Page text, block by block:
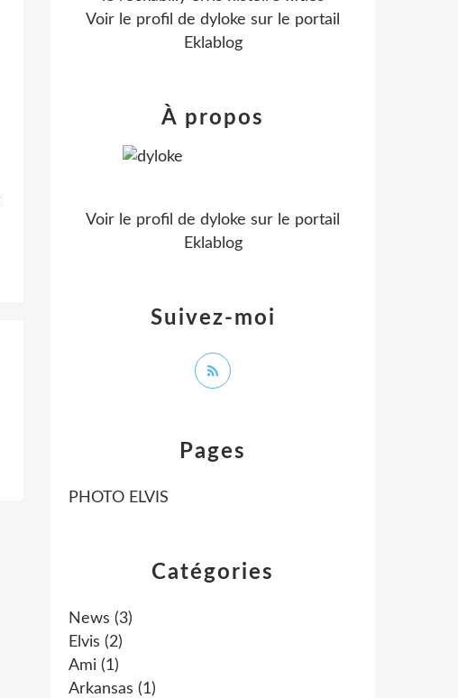
Catégories
News (3)
Elvis (2)
Ami (1)
Arkansas (1)
Pages
PHOTO ELVIS
Voir le profil de dyloke sur le portail
Eklablog
Suivez-moi
À propos
Voir le profil de dyloke sur le portail
Eklablog